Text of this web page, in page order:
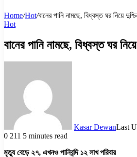
Home/Hot/বানের পানি নামছে, বিধ্বস্ত ঘর নিয়ে
Hot
বানের পানি নামছে, বিধ্বস্ত ঘর
Kasar DewanLast
0 211 5 minutes read
মৃত্যু বেড়ে ২৭, এখনও পানিবন্দি ১২ লাখ পরিবার